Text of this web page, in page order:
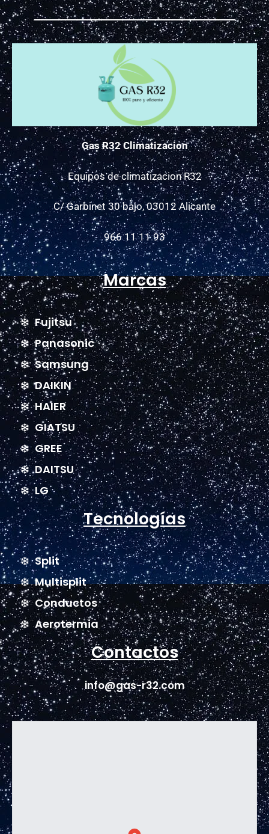
Gas R32 Climatizacion
Equipos de climatizacion R32
C/ Garbinet 30 bajo, 03012 Alicante
966 11 11 93
Marcas
Fujitsu
Panasonic
Samsung
DAIKIN
HAIER
GIATSU
GREE
DAITSU
LG
Tecnologías
Split
Multisplit
Conductos
Aerotermia
Contactos
info@gas-r32.com